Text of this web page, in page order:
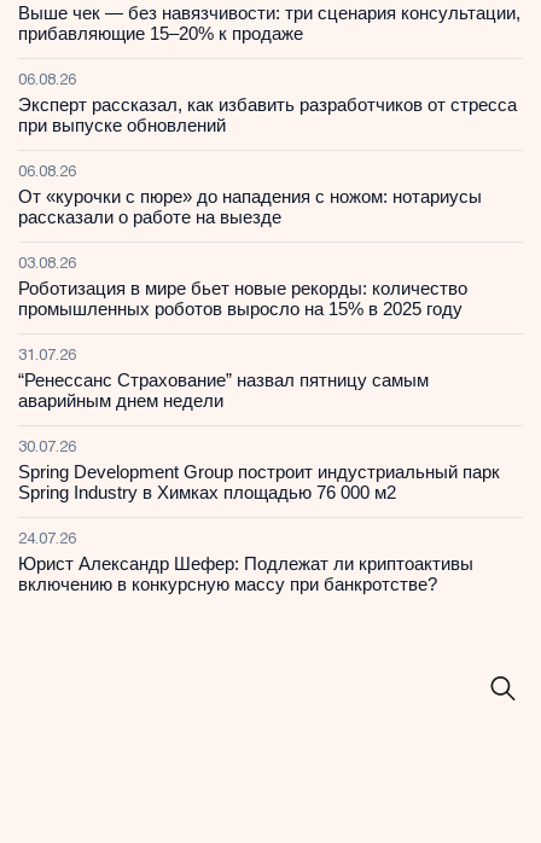
Выше чек — без навязчивости: три сценария консультации,
прибавляющие 15–20% к продаже
06.08.26
Эксперт рассказал, как избавить разработчиков от стресса
при выпуске обновлений
06.08.26
От «курочки с пюре» до нападения с ножом: нотариусы
рассказали о работе на выезде
03.08.26
Роботизация в мире бьет новые рекорды: количество
промышленных роботов выросло на 15% в 2025 году
31.07.26
“Ренессанс Страхование” назвал пятницу самым
аварийным днем недели
30.07.26
Spring Development Group построит индустриальный парк
Spring Industry в Химках площадью 76 000 м2
24.07.26
Юрист Александр Шефер: Подлежат ли криптоактивы
включению в конкурсную массу при банкротстве?